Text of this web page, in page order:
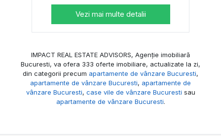
Vezi mai multe detalii
IMPACT REAL ESTATE ADVISORS, Agenție imobiliară
Bucuresti, va ofera 333 oferte imobiliare, actualizate la zi,
din categorii precum apartamente de vânzare Bucuresti,
apartamente de vânzare Bucuresti, apartamente de
vânzare Bucuresti, case vile de vânzare Bucuresti sau
apartamente de vânzare Bucuresti.